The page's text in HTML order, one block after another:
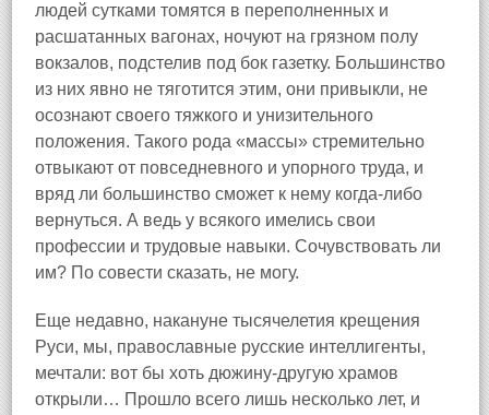
людей сутками томятся в переполненных и
расшатанных вагонах, ночуют на грязном полу
вокзалов, подстелив под бок газетку. Большинство
из них явно не тяготится этим, они привыкли, не
осознают своего тяжкого и унизительного
положения. Такого рода «массы» стремительно
отвыкают от повседневного и упорного труда, и
вряд ли большинство сможет к нему когда‑либо
вернуться. А ведь у всякого имелись свои
профессии и трудовые навыки. Сочувствовать ли
им? По совести сказать, не могу.
Еще недавно, накануне тысячелетия крещения
Руси, мы, православные русские интеллигенты,
мечтали: вот бы хоть дюжину‑другую храмов
открыли… Прошло всего лишь несколько лет, и